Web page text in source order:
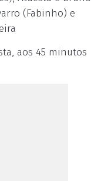
(Fabinho) e
aos 45 minutos